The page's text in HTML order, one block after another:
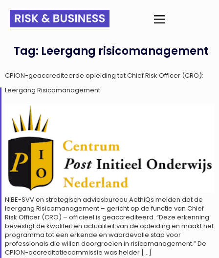
Tag: Leergang risicomanagement
CPION-geaccrediteerde opleiding tot Chief Risk Officer (CRO):
Leergang Risicomanagement
NIBE-SVV en strategisch adviesbureau AethiQs melden dat de
leergang Risicomanagement – gericht op de functie van Chief
Risk Officer (CRO) – officieel is geaccrediteerd. “Deze erkenning
bevestigt de kwaliteit en actualiteit van de opleiding en maakt het
programma tot een erkende en waardevolle stap voor
professionals die willen doorgroeien in risicomanagement.” De
CPION-accreditatiecommissie was helder […]